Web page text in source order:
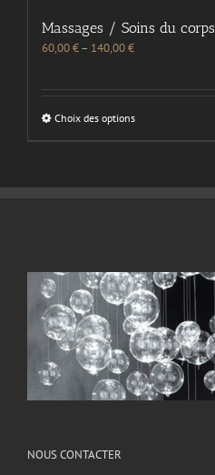
Massages / Soins du corps
60,00€– 140,00€
Choix des options
NOUS CONTACTER